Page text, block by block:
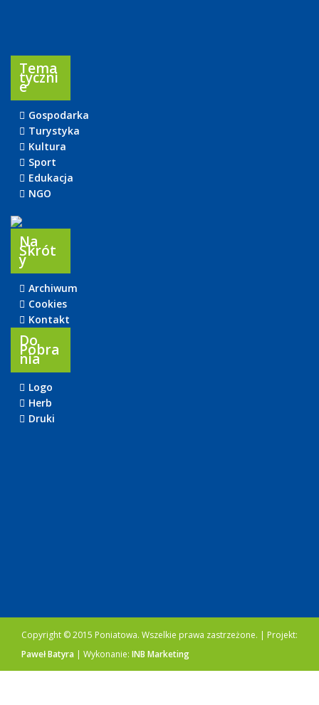
Tema
Tyczni
E
Gospodarka
Turystyka
Kultura
Sport
Edukacja
NGO
Na
Skrót
Y
Archiwum
Cookies
Kontakt
Do
Pobra
Nia
Logo
Herb
Druki
Copyright © 2015 Poniatowa. Wszelkie prawa zastrzeżone. | Projekt:
Paweł Batyra | Wykonanie: INB Marketing